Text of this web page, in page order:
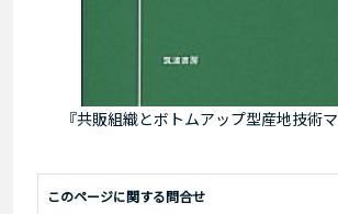
『共販組織とボトムアップ型産地技術
このページに関する問合せ